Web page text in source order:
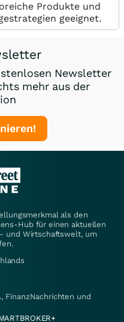
Produkte und
geeignet.
Newsletter
mehr aus der
als den
Hub für einen aktuellen
und Wirtschaftswelt, um
FinanzNachrichten und